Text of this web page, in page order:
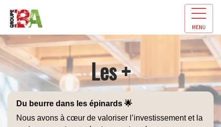
MENU
Les +